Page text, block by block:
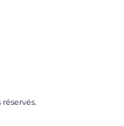
réservés.